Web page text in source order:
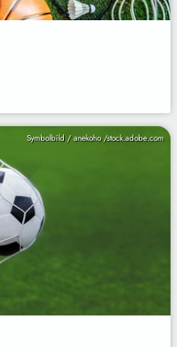
Symbolbild / anekoho /stock.adobe.com